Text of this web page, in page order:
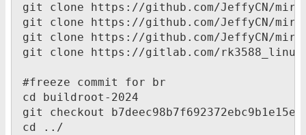
git clone https://github.com/JeffyCN/
git clone https://github.com/JeffyCN/
git clone https://github.com/JeffyCN/
git clone https://gitlab.com/rk3588_linux/
#freeze commit for br
cd buildroot-2024
git checkout
cd ../